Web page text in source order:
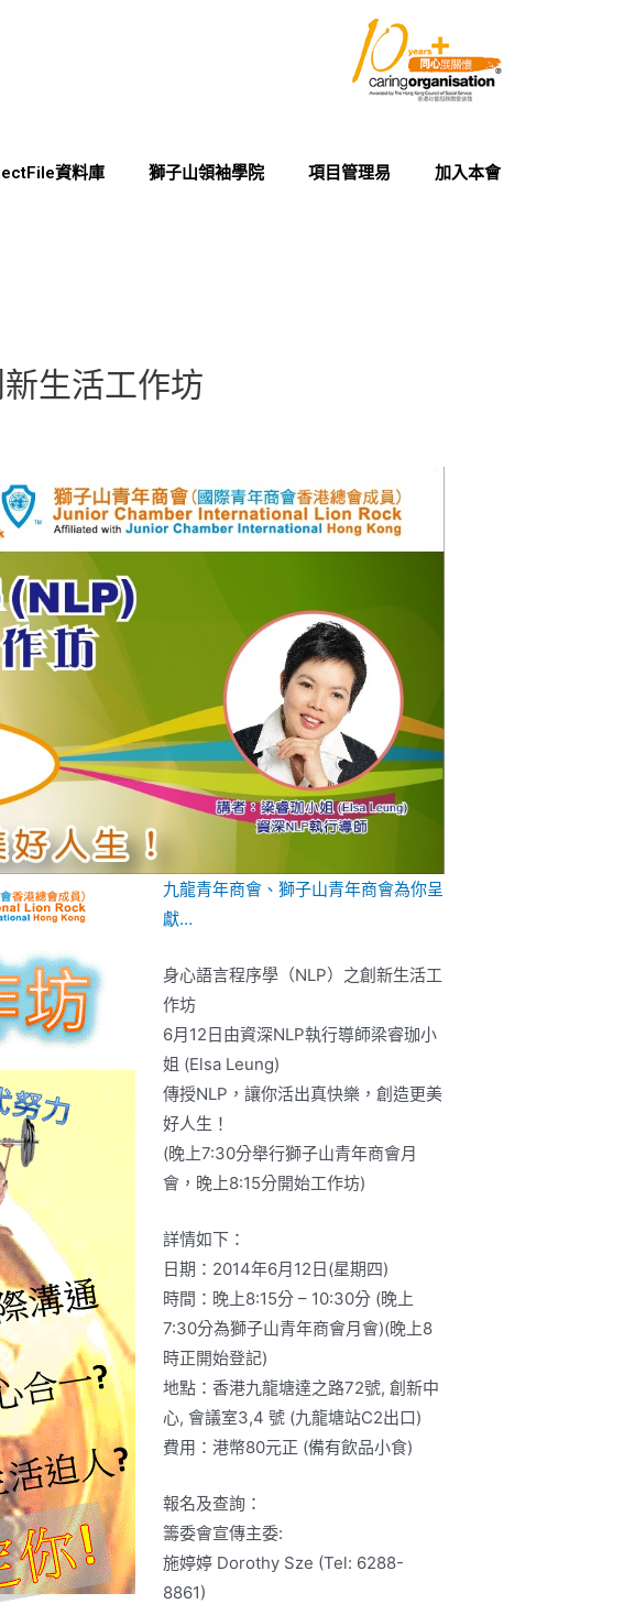
資料庫 獅子山領袖學院 項目管理易 加入本會
生活工作坊
九龍青年商會、獅子山青年商會為你呈
獻…
身心語言程序學（NLP）之創新生活工
作坊
6月12日由資深NLP執行導師梁睿珈小
姐 (Elsa Leung)
傳授NLP，讓你活出真快樂，創造更美
好人生！
(晚上7:30分舉行獅子山青年商會月
會，晚上8:15分開始工作坊)
詳情如下：
日期：2014年6月12日(星期四)
時間：晚上8:15分 – 10:30分 (晚上
7:30分為獅子山青年商會月會)(晚上8
時正開始登記)
地點：香港九龍塘達之路72號, 創新中
心, 會議室3,4 號 (九龍塘站C2出口)
費用：港幣80元正 (備有飲品小食)
報名及查詢：
籌委會宣傳主委:
施婷婷 Dorothy Sze (Tel: 6288-
8861)